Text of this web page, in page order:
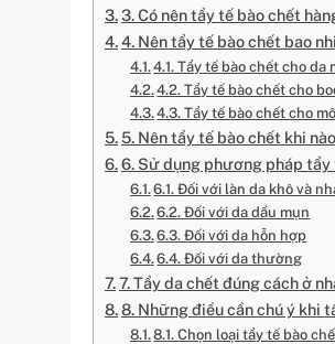
3. Có nên tẩy tế bào chết
4. Nên tẩy tế bào chết bao
4.1. Tẩy tế bào chết cho da
4.2. Tẩy tế bào chết cho
4.3. Tẩy tế bào chết cho
5. Nên tẩy tế bào chết khi
6. Sử dụng phương pháp tẩy
6.1. Đối với làn da khô và
6.2. Đối với da dầu mụn
6.3. Đối với da hỗn hợp
6.4. Đối với da thường
7. Tẩy da chết đúng cách ở
8. Những điều cần chú ý khi
8.1. Chọn loại tẩy tế bào